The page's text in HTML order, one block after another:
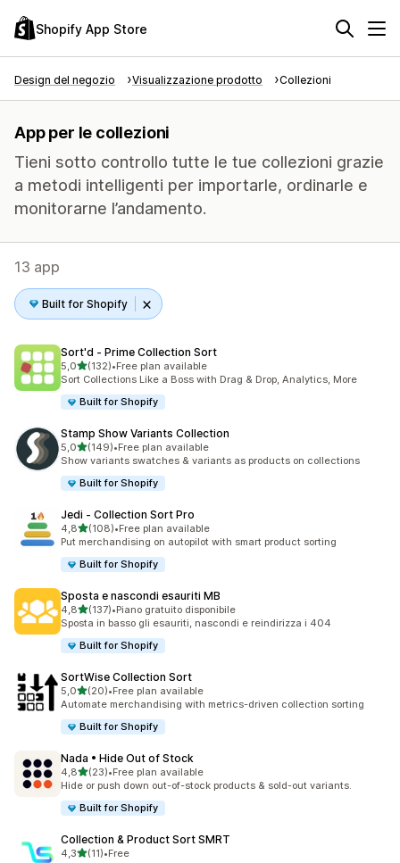
Shopify App Store
Design del negozio Visualizzazione prodotto Collezioni
App per le collezioni
Tieni sotto controllo tutte le tue collezioni grazie
a metodi intelligenti per importarle, ordinarle e
monitorarne l’andamento.
13 app
Built for Shopify
Sort'd ‑ Prime Collection Sort
5,0stelle su 5
(132)
132 recensioni totali
•Free plan available
Sort Collections Like a Boss with Drag & Drop, Analytics, More
Built for Shopify
Stamp Show Variants Collection
5,0stelle su 5
(149)
149 recensioni totali
•Free plan available
Show variants swatches & variants as products on collections
Built for Shopify
Jedi ‑ Collection Sort Pro
4,8stelle su 5
(108)
108 recensioni totali
•Free plan available
Put merchandising on autopilot with smart product sorting
Built for Shopify
Sposta e nascondi esauriti MB
4,8stelle su 5
(137)
137 recensioni totali
•Piano gratuito disponibile
Sposta in basso gli esauriti, nascondi e reindirizza i 404
Built for Shopify
SortWise Collection Sort
5,0stelle su 5
(20)
20 recensioni totali
•Free plan available
Automate merchandising with metrics-driven collection sorting
Built for Shopify
Nada • Hide Out of Stock
4,8stelle su 5
(23)
23 recensioni totali
•Free plan available
Hide or push down out-of-stock products & sold-out variants.
Built for Shopify
Collection & Product Sort SMRT
4,3stelle su 5
(11)
11 recensioni totali
•Free